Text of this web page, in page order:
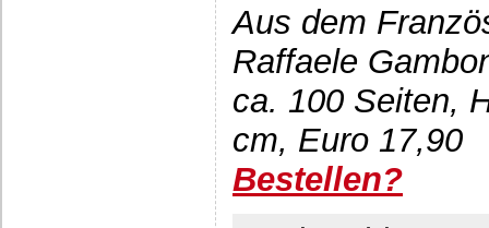
Aus dem
Raffaele
ca. 100 Seiten,
cm, Euro 17,90
Bestellen?